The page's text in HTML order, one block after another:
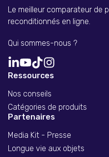
Le meilleur comparateur de
reconditionnés en ligne.
Qui sommes-nous ?
Ressources
Nos conseils
Catégories de produits
Partenaires
Media Kit - Presse
Longue vie aux objets